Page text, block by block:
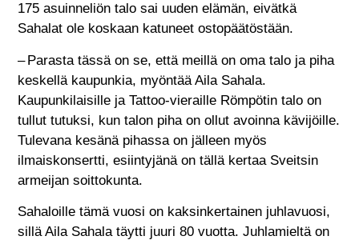
175 asuinneliön talo sai uuden elämän, eivätkä
Sahalat ole koskaan katuneet ostopäätöstään.
– Parasta tässä on se, että meillä on oma talo ja piha
keskellä kaupunkia, myöntää Aila Sahala.
Kaupunkilaisille ja Tattoo-vieraille Römpötin talo on
tullut tutuksi, kun talon piha on ollut avoinna kävijöille.
Tulevana kesänä pihassa on jälleen myös
ilmaiskonsertti, esiintyjänä on tällä kertaa Sveitsin
armeijan soittokunta.
Sahaloille tämä vuosi on kaksinkertainen juhlavuosi,
sillä Aila Sahala täytti juuri 80 vuotta. Juhlamieltä on